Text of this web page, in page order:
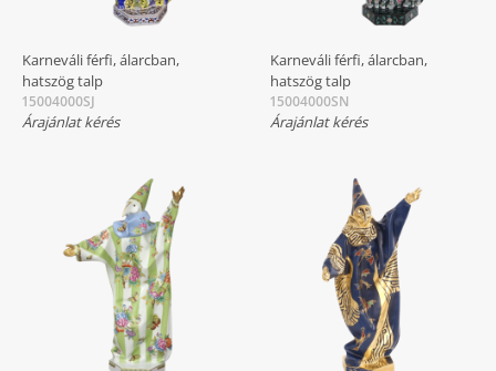
Karneváli férfi, álarcban,
hatszög talp
15004000SJ
Árajánlat kérés
Karneváli férfi, álarcban,
hatszög talp
15004000SN
Árajánlat kérés